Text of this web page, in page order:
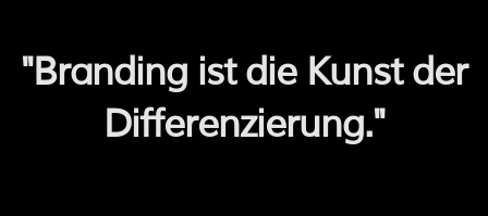
"Branding ist die Kunst der
Differenzierung."